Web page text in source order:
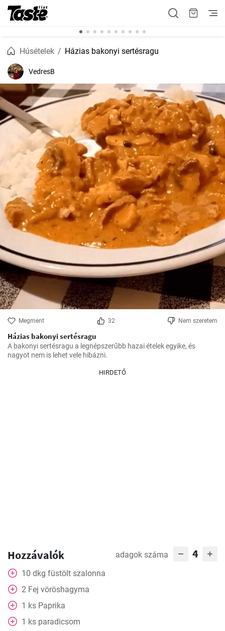
Húsételek Házias bakonyi sertésragu
VedresB
Megment 32 Nem szeretem
Házias bakonyi sertésragu
A bakonyi sertésragu a legnépszerűbb hazai ételek egyike, és
nagyot nem is lehet vele hibázni.
HIRDETŐ
Hozzávalók adagok száma 4
10 dkg füstölt szalonna
2 Fej vöröshagyma
1 ks Paprika
1 ks paradicsom